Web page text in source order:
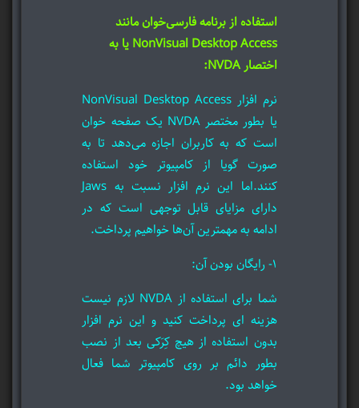
استفاده از برنامه فارسی‌خوان مانند
NonVisual Desktop Access یا به
اختصار NVDA:
نرم افزار NonVisual Desktop Access
یا بطور مختصر NVDA یک صفحه خوان
است که به کاربران اجازه می‌دهد تا به
صورت گویا از کامپیوتر خود استفاده
کنند.اما این نرم افزار نسبت به Jaws
دارای مزایای قابل توجهی‌ است که در
ادامه به مهمترین آن‌ها خواهیم پرداخت.
۱- رایگان بودن آن:
شما برای استفاده از NVDA لازم نیست
هزینه ای پرداخت کنید و این نرم افزار
بدون استفاده از هیچ کِرَکی بعد از نصب
بطور دائم بر روی کامپیوتر شما فعال
خواهد بود.